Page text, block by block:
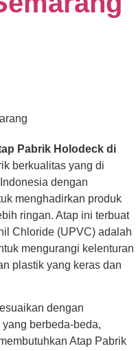
Pabrik Holodeck di
berkualitas yang di
dengan
menghadirkan produk
ringan. Atap ini terbuat
Chloride (UPVC) adalah
mengurangi kelenturan
plastik yang keras dan
dengan
berbeda-beda,
Atap Pabrik